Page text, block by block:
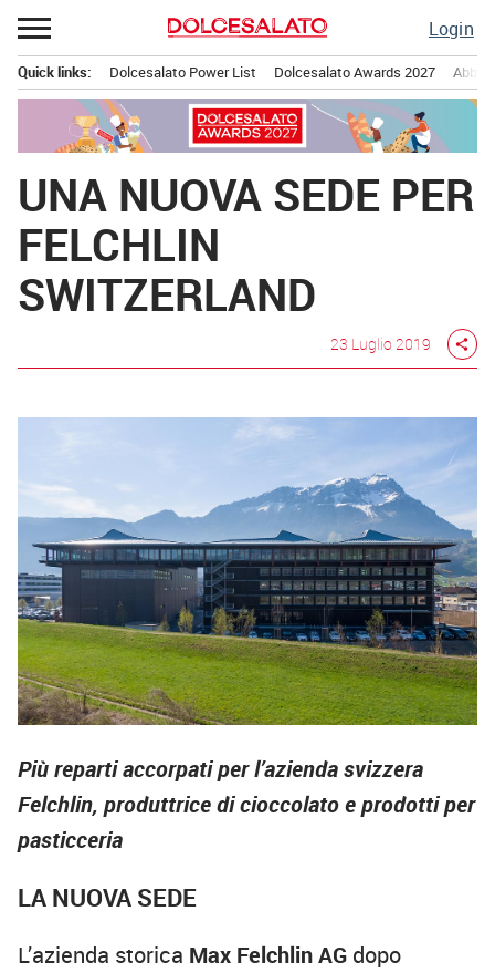
Passa
al
contenuto
Login
principale
Quick links: Dolcesalato Power List Dolcesalato Awards 2027
UNA NUOVA SEDE PER
FELCHLIN
SWITZERLAND
23 Luglio 2019 share
Più reparti accorpati per l’azienda svizzera
Felchlin, produttrice di cioccolato e prodotti per
pasticceria
LA NUOVA SEDE
L’azienda storica Max Felchlin AG dopo